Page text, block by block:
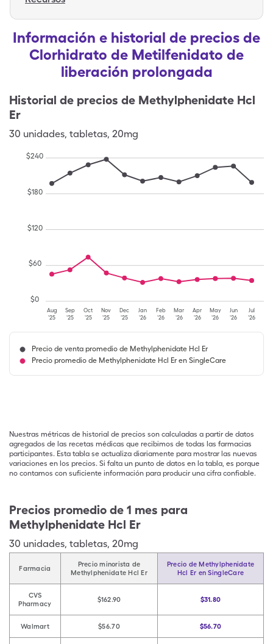
Información e historial de precios de
Clorhidrato de Metilfenidato de
liberación prolongada
Historial de precios de Methylphenidate Hcl
Er
30 unidades, tabletas, 20mg
Aug
'25
Sep
'25
Oct
'25
Nov
'25
Dec
'25
Jan
'26
Feb
'26
Mar
'26
Apr
'26
May
'26
Jun
'26
Jul
'26
$0
$60
$120
$180
$240
Precio de venta promedio de Methylphenidate Hcl Er
Precio promedio de Methylphenidate Hcl Er en SingleCare
Nuestras métricas de historial de precios son calculadas a partir de datos
agregados de las recetas médicas que recibimos de todas las farmacias
participantes. Esta tabla se actualiza diariamente para mostrar las nuevas
variaciones en los precios. Si falta un punto de datos en la tabla, es porque
no contamos con suficiente información para producir una cifra confiable.
Precios promedio de 1 mes para
Methylphenidate Hcl Er
30 unidades, tabletas, 20mg
Farmacia
Precio minorista de
Methylphenidate Hcl Er
Precio de Methylphenidate
Hcl Er en SingleCare
CVS
Pharmacy
$162.90 $31.80
Walmart $56.70 $56.70